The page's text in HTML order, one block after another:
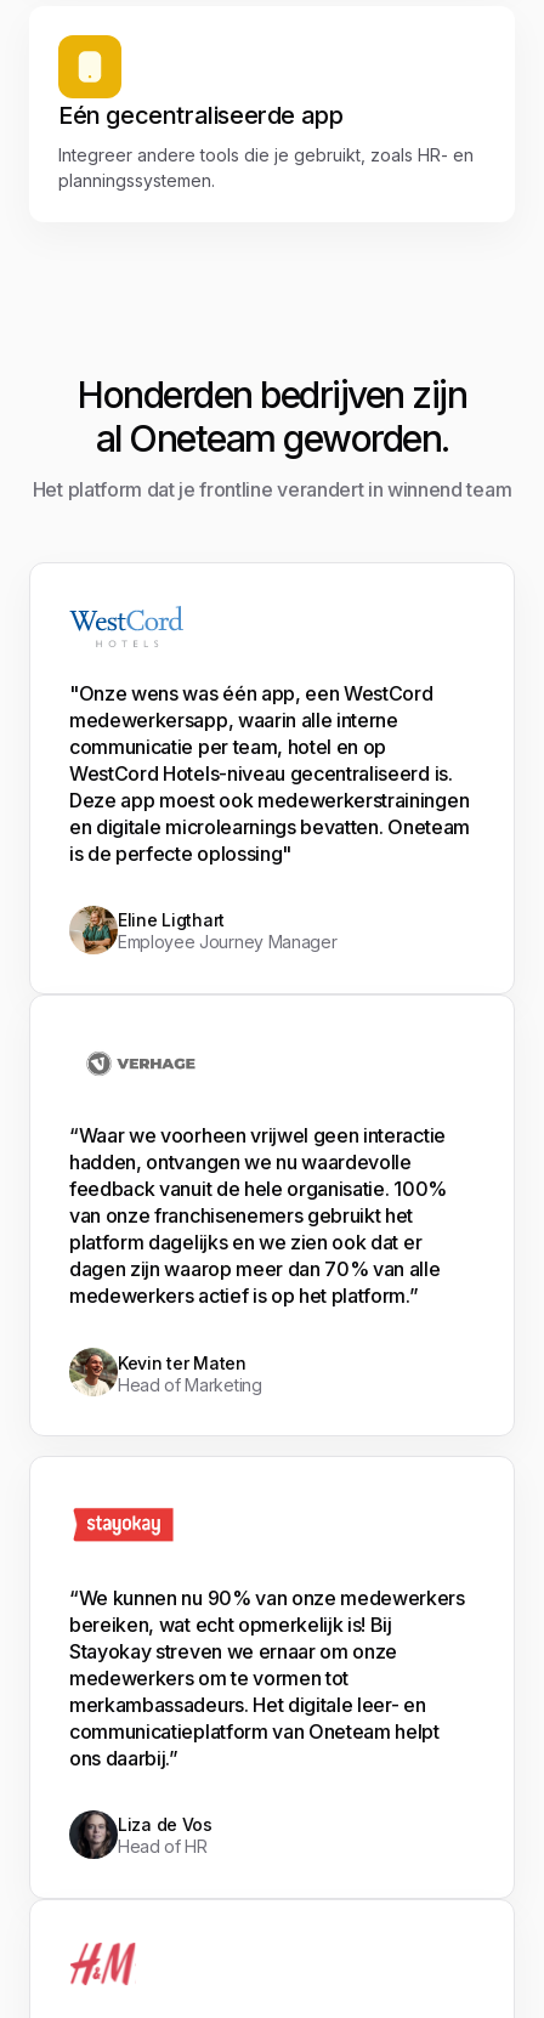
Eén gecentraliseerde app
Integreer andere tools die je gebruikt, zoals HR- en
planningssystemen.
Honderden bedrijven zijn
al Oneteam geworden.
Het platform dat je frontline verandert in winnend team
"Onze wens was één app, een WestCord
medewerkersapp, waarin alle interne
communicatie per team, hotel en op
WestCord Hotels-niveau gecentraliseerd is.
Deze app moest ook medewerkerstrainingen
en digitale microlearnings bevatten. Oneteam
is de perfecte oplossing"
Eline Ligthart
Employee Journey Manager
“Waar we voorheen vrijwel geen interactie
hadden, ontvangen we nu waardevolle
feedback vanuit de hele organisatie. 100%
van onze franchisenemers gebruikt het
platform dagelijks en we zien ook dat er
dagen zijn waarop meer dan 70% van alle
medewerkers actief is op het platform.”
Kevin ter Maten
Head of Marketing
“We kunnen nu 90% van onze medewerkers
bereiken, wat echt opmerkelijk is! Bij
Stayokay streven we ernaar om onze
medewerkers om te vormen tot
merkambassadeurs. Het digitale leer- en
communicatieplatform van Oneteam helpt
ons daarbij.”
Liza de Vos
Head of HR